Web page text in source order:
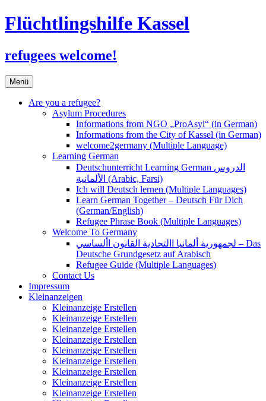
Flüchtlingshilfe Kassel
refugees welcome!
Menü Zum
Inhalt
springen
Are you a refugee?
Asylum Procedures
Informations from NGO „ProAsyl“ (in German)
Informations from the City of Kassel (in German)
welcome2germany (Multiple Language)
Learning German
Deutschunterricht Learning German الدروس
الألمانية (Arabic, Farsi)
Ich will Deutsch lernen (Multiple Languages)
Learn German Together – Deutsch Für Dich
(German/English)
Refugee Phrase Book (Multiple Languages)
Welcome To Germany
لجمهورية ألمانيا االتحادية القانون األساسي – Das
Deutsche Grundgesetz auf Arabisch
Refugee Guide (Multiple Languages)
Contact Us
Impressum
Kleinanzeigen
Kleinanzeige Erstellen
Kleinanzeige Erstellen
Kleinanzeige Erstellen
Kleinanzeige Erstellen
Kleinanzeige Erstellen
Kleinanzeige Erstellen
Kleinanzeige Erstellen
Kleinanzeige Erstellen
Kleinanzeige Erstellen